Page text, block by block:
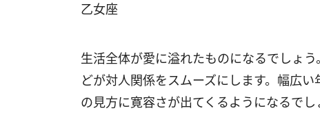
乙女座
生活全体が愛に溢れたものになるでしょ
どが対人関係をスムーズにします。幅広
の見方に寛容さが出てくるようになるでし